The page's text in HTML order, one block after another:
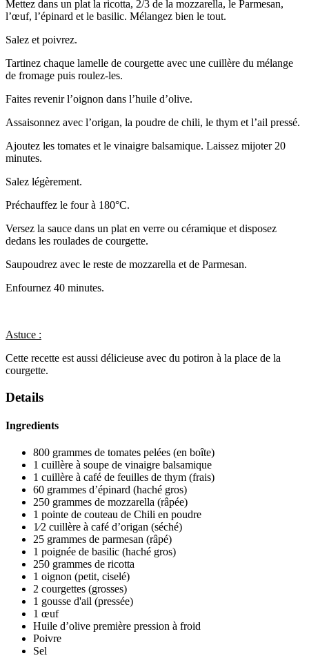
Mettez dans un plat la ricotta, 2/3 de la mozzarella, le Parmesan,
l’œuf, l’épinard et le basilic. Mélangez bien le tout.
Salez et poivrez.
Tartinez chaque lamelle de courgette avec une cuillère du mélange
de fromage puis roulez-les.
Faites revenir l’oignon dans l’huile d’olive.
Assaisonnez avec l’origan, la poudre de chili, le thym et l’ail pressé.
Ajoutez les tomates et le vinaigre balsamique. Laissez mijoter 20
minutes.
Salez légèrement.
Préchauffez le four à 180°C.
Versez la sauce dans un plat en verre ou céramique et disposez
dedans les roulades de courgette.
Saupoudrez avec le reste de mozzarella et de Parmesan.
Enfournez 40 minutes.
Astuce :
Cette recette est aussi délicieuse avec du potiron à la place de la
courgette.
Details
Ingredients
800 grammes de tomates pelées (en boîte)
1 cuillère à soupe de vinaigre balsamique
1 cuillère à café de feuilles de thym (frais)
60 grammes d’épinard (haché gros)
250 grammes de mozzarella (râpée)
1 pointe de couteau de Chili en poudre
1⁄2 cuillère à café d’origan (séché)
25 grammes de parmesan (râpé)
1 poignée de basilic (haché gros)
250 grammes de ricotta
1 oignon (petit, ciselé)
2 courgettes (grosses)
1 gousse d'ail (pressée)
1 œuf
Huile d’olive première pression à froid
Poivre
Sel